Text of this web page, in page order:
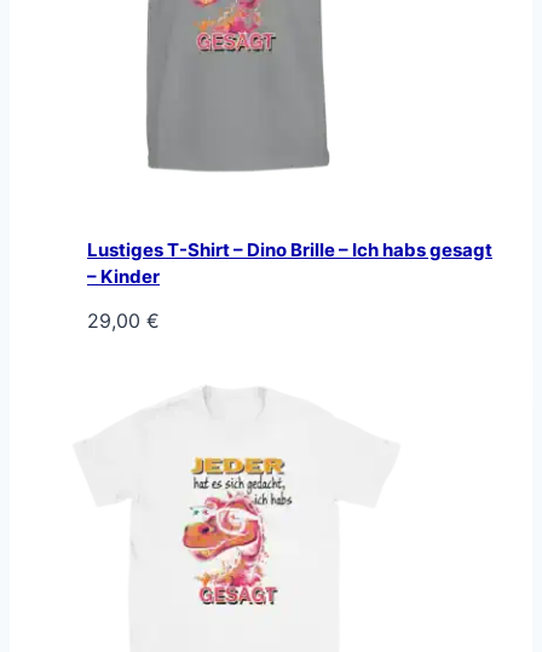
Lustiges T-Shirt – Dino Brille – Ich habs gesagt
– Kinder
29,00 €